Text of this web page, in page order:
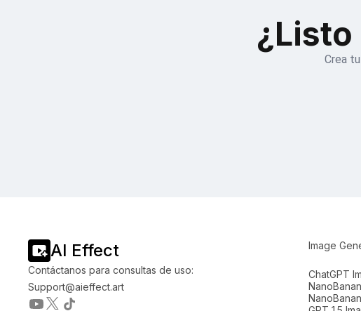
Crea
AI Effect
Contáctanos para consultas de uso:
Support@aieffect.art
Image
ChatGPT